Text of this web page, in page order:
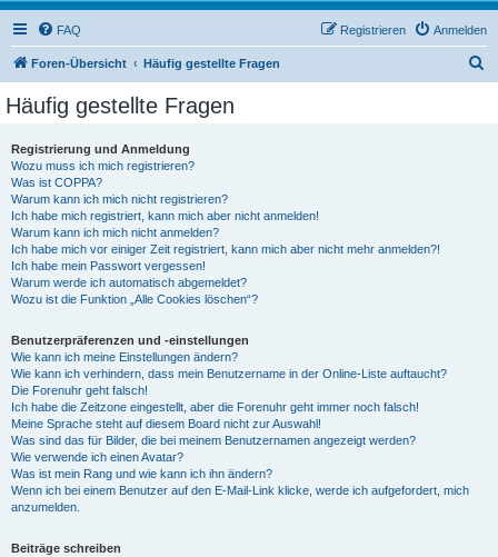
FAQ Anmelden
Registrieren
Foren-Übersicht Häufig gestellte Fragen
Häufig gestellte Fragen
Registrierung und Anmeldung
Wozu muss ich mich registrieren?
Was ist COPPA?
Warum kann ich mich nicht registrieren?
Ich habe mich registriert, kann mich aber nicht anmelden!
Warum kann ich mich nicht anmelden?
Ich habe mich vor einiger Zeit registriert, kann mich aber nicht mehr anmelden?!
Ich habe mein Passwort vergessen!
Warum werde ich automatisch abgemeldet?
Wozu ist die Funktion „Alle Cookies löschen“?
Benutzerpräferenzen und -einstellungen
Wie kann ich meine Einstellungen ändern?
Wie kann ich verhindern, dass mein Benutzername in der Online-Liste auftaucht?
Die Forenuhr geht falsch!
Ich habe die Zeitzone eingestellt, aber die Forenuhr geht immer noch falsch!
Meine Sprache steht auf diesem Board nicht zur Auswahl!
Was sind das für Bilder, die bei meinem Benutzernamen angezeigt werden?
Wie verwende ich einen Avatar?
Was ist mein Rang und wie kann ich ihn ändern?
Wenn ich bei einem Benutzer auf den E-Mail-Link klicke, werde ich aufgefordert, mich
anzumelden.
Beiträge schreiben